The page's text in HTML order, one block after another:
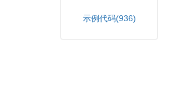
示例代码(936)